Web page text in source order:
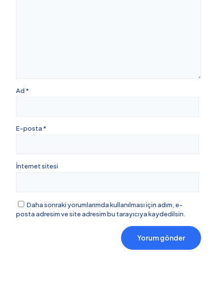
Ad *
E-posta *
İnternet sitesi
Daha sonraki yorumlarımda kullanılması için adım, e-
posta adresim ve site adresim bu tarayıcıya kaydedilsin.